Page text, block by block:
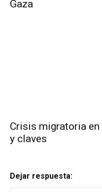
Gaza
Crisis migratoria en
y claves
Dejar respuesta: